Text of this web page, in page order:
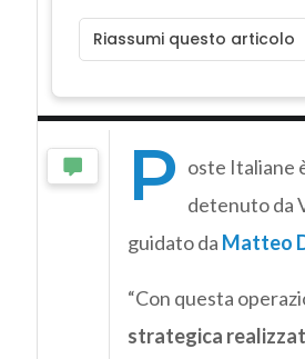
Riassumi questo articolo
P oste Italiane
detenuto da
guidato da Matteo
“Con questa
strategica